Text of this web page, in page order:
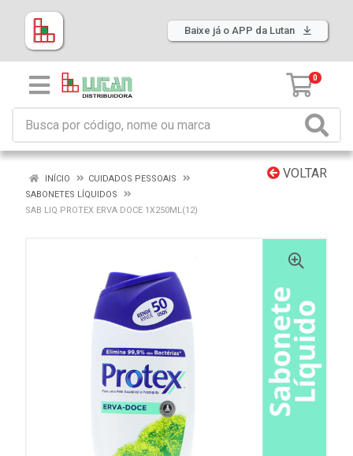
Baixe já o APP da Lutan
0
VOLTAR
INÍCIO
CUIDADOS PESSOAIS
SABONETES LÍQUIDOS
SAB LIQ PROTEX ERVA DOCE 1X250ML(12)